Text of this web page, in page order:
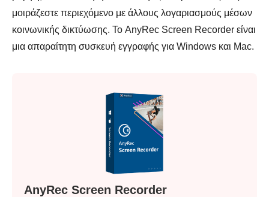
μοιράζεστε περιεχόμενο με άλλους λογαριασμούς μέσων
κοινωνικής δικτύωσης. Το AnyRec Screen Recorder είναι
μια απαραίτητη συσκευή εγγραφής για Windows και Mac.
AnyRec Screen Recorder